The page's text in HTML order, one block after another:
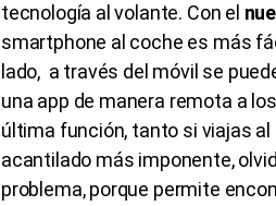
tecnología al volante. Con el
smartphone al coche es más
lado, a través del móvil se
una app de manera remota a
última función, tanto si viajas al
acantilado más imponente,
problema, porque permite